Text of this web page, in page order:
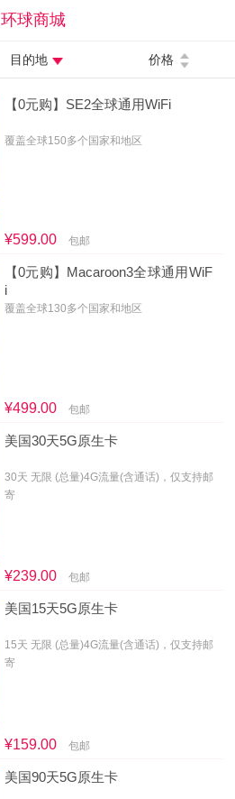
环球商城
目的地 价格
【0元购】SE2全球通用WiFi
覆盖全球150多个国家和地区
¥599.00 包邮
【0元购】Macaroon3全球通用WiF
i
覆盖全球130多个国家和地区
¥499.00 包邮
美国30天5G原生卡
30天 无限 (总量)4G流量(含通话)，仅支持邮
寄
¥239.00 包邮
美国15天5G原生卡
15天 无限 (总量)4G流量(含通话)，仅支持邮
寄
¥159.00 包邮
美国90天5G原生卡